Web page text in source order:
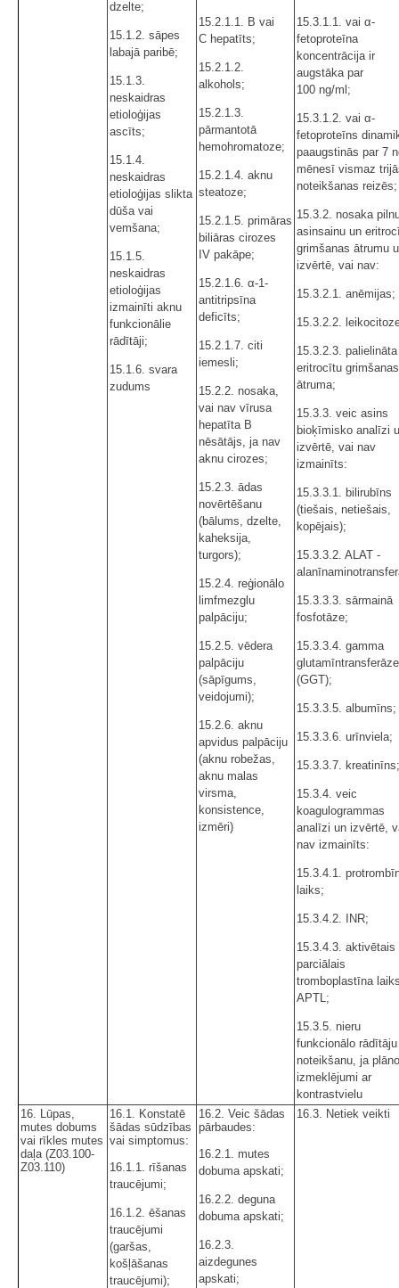
dzelte;
15.1.2. sāpes
labajā paribē;
15.1.3.
neskaidras
etioloģijas
ascīts;
15.1.4.
neskaidras
etioloģijas slikta
dūša vai
vemšana;
15.1.5.
neskaidras
etioloģijas
izmainīti aknu
funkcionālie
rādītāji;
15.1.6. svara
zudums
15.2.1.1. B vai
C hepatīts;
15.2.1.2.
alkohols;
15.2.1.3.
pārmantotā
hemohromatoze;
15.2.1.4. aknu
steatoze;
15.2.1.5. primāras
biliāras cirozes
IV pakāpe;
15.2.1.6. α-1-
antitripsīna
deficīts;
15.2.1.7. citi
iemesli;
15.2.2. nosaka,
vai nav vīrusa
hepatīta B
nēsātājs, ja nav
aknu cirozes;
15.2.3. ādas
novērtēšanu
(bālums, dzelte,
kaheksija,
turgors);
15.2.4. reģionālo
limfmezglu
palpāciju;
15.2.5. vēdera
palpāciju
(sāpīgums,
veidojumi);
15.2.6. aknu
apvidus palpāciju
(aknu robežas,
aknu malas
virsma,
konsistence,
izmēri)
15.3.1.1. vai α-
fetoproteīna
koncentrācija ir
augstāka par
100 ng/ml;
15.3.1.2. vai α-
fetoproteīns
paaugstinās par 7
mēnesī vismaz
noteikšanas reizēs;
15.3.2. nosaka
asinsainu un
grimšanas ātrumu
izvērtē, vai nav:
15.3.2.1. anēmijas;
15.3.2.2.
15.3.2.3. palielināta
eritrocītu grimšanas
ātruma;
15.3.3. veic asins
bioķīmisko analīzi
izvērtē, vai nav
izmainīts:
15.3.3.1. bilirubīns
(tiešais, netiešais,
kopējais);
15.3.3.2. ALAT -
15.3.3.3. sārmainā
fosfotāze;
15.3.3.4. gamma
glutamīntransferāze
(GGT);
15.3.3.5. albumīns;
15.3.3.6. urīnviela;
15.3.3.7. kreatinīns;
15.3.4. veic
koagulogrammas
analīzi un izvērtē,
nav izmainīts:
15.3.4.1.
laiks;
15.3.4.2. INR;
15.3.4.3. aktivētais
parciālais
tromboplastīna
APTL;
15.3.5. nieru
funkcionālo rādītāju
noteikšanu, ja
izmeklējumi ar
kontrastvielu
16. Lūpas,
mutes dobums
vai rīkles mutes
daļa (Z03.100-
Z03.110)
16.1. Konstatē
šādas sūdzības
vai simptomus:
16.1.1. rīšanas
traucējumi;
16.1.2. ēšanas
traucējumi
(garšas,
košļāšanas
traucējumi);
16.2. Veic šādas
pārbaudes:
16.2.1. mutes
dobuma apskati;
16.2.2. deguna
dobuma apskati;
16.2.3.
aizdegunes
apskati;
16.3. Netiek veikti